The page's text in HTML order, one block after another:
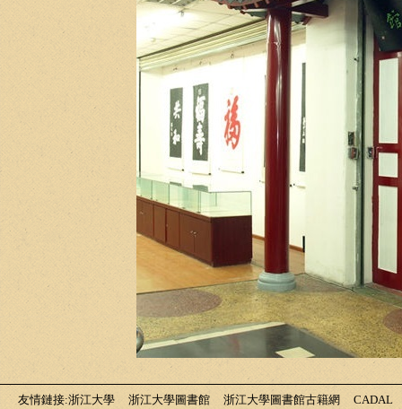
友情鏈接:浙江大學 浙江大學圖書館 浙江大學圖書館古籍網 CADAL